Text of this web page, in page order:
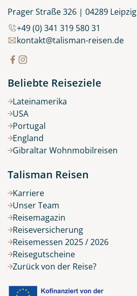
Prager Straße 326 | 04289 Leipzig
+49 (0) 341 319 580 31
kontakt@talisman-reisen.de
Beliebte Reiseziele
Lateinamerika
USA
Portugal
England
Gibraltar Wohnmobilreisen
Talisman Reisen
Karriere
Unser Team
Reisemagazin
Reiseversicherung
Reisemessen 2025 / 2026
Reisegutscheine
Zurück von der Reise?